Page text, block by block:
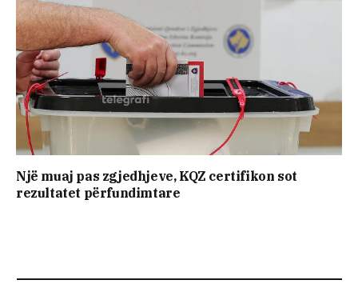
Një muaj pas zgjedhjeve, KQZ certifikon sot
rezultatet përfundimtare